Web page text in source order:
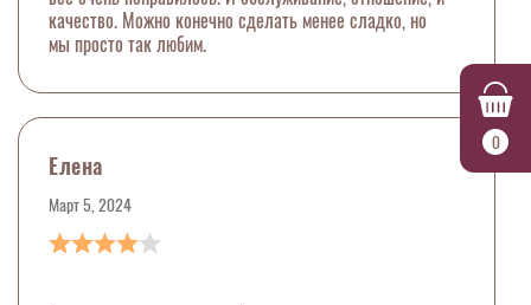
0
качество. Можно конечно сделать менее сладко, но
мы просто так любим.
Елена
Март 5, 2024